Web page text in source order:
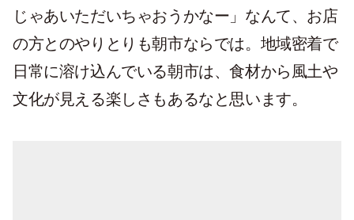
じゃあいただいちゃおうかなー」なんて、お店
の方とのやりとりも朝市ならでは。地域密着で
日常に溶け込んでいる朝市は、食材から風土や
文化が見える楽しさもあるなと思います。